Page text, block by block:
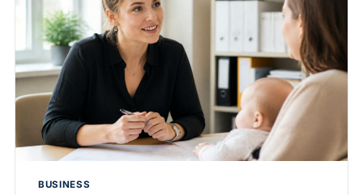
BUSINESS